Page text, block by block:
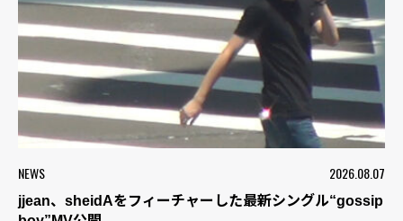
NEWS 2026.08.07
jjean、sheidAをフィーチャーした最新シングル“gossip